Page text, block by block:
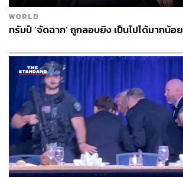
WORLD
ทรัมป์ ‘จัดฉาก’ ถูกลอบยิง เป็นไปได้มากน้อ